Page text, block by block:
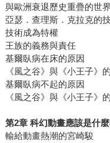
與歐洲衰退歷史重疊的世
亞瑟．查理斯．克拉克的
技術成為特權
王族的義務與責任
基爾臥病在床的原因
《風之谷》與《小王子》
基爾臥病不起的原因
《風之谷》與《小王子》
第2章 科幻動畫應該是什
輸給動畫熱潮的宮崎駿